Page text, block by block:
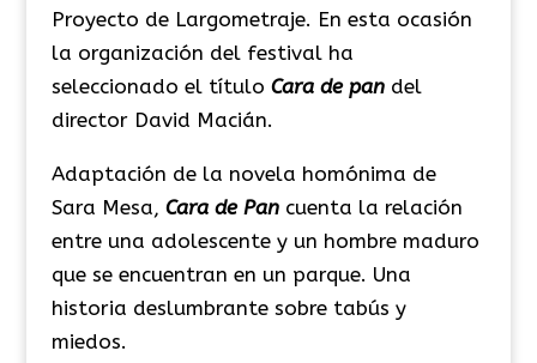
Proyecto de Largometraje. En esta ocasión
la organización del festival ha
seleccionado el título Cara de pandel
director David Macián.
Adaptación de la novela homónima de
Sara Mesa, Cara de Pan cuenta la relación
entre una adolescente y un hombre maduro
que se encuentran en un parque. Una
historia deslumbrante sobre tabús y
miedos.